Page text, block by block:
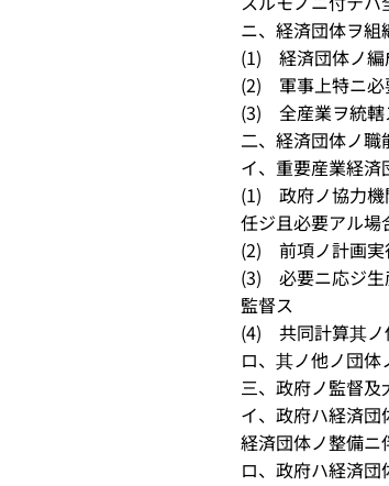
ニ、経済団体ヲ
(1) 経済団体ノ編
(2) 軍事上特ニ必
(3) 全産業ヲ統轄
二、経済団体ノ職
イ、重要産業経
(1) 政府ノ協力機
任ジ且必要アル場
(2) 前項ノ計画実
(3) 必要ニ応ジ生
監督ス
(4) 共同計算其ノ
ロ、其ノ他ノ団
三、政府ノ監督
イ、政府ハ経済団
経済団体ノ整備ニ
ロ、政府ハ経済